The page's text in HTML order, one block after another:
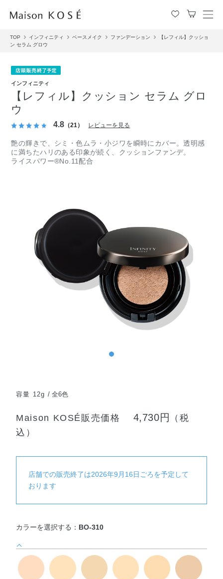
メ
TOP インフィニティ ベースメイク ファンデーション
【レフィル】クッショ
ン セラム グロウ
インフィニティ
【レフィル】クッション セラム グロ
ウ
4.8 （21） レビューを見る
艶の輝きで、シミ・色ムラ・小ジワを瞬時にカバー。透明感
に満ちたハリのある印象が続く、クッションファンデ。
ライスパワー®No.11配合
容量 12g 全6色
Maison KOSÉ販売価格 4,730円
（税
込）
店舗での販売終了は2026年9月16日ごろを予定して
おります
カラーを選択する： BO-310